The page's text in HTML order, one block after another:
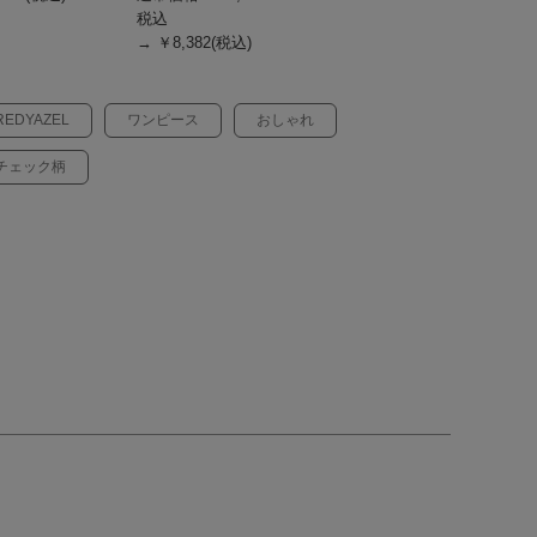
ワンピース おしゃれ
ェック柄
税込
→ ￥8,382(税込)